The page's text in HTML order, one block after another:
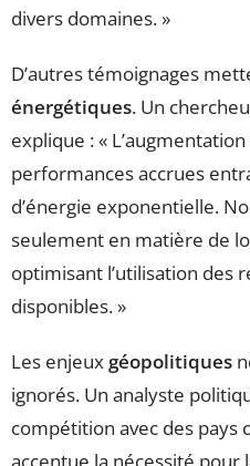
divers domaines. »
D’autres témoignages
énergétiques. Un
explique : «
performances accrues
d’énergie exponentielle.
seulement en matière de
optimisant l’utilisation des
disponibles. »
Les enjeux géopolitiques
ignorés. Un analyste
compétition avec des pays